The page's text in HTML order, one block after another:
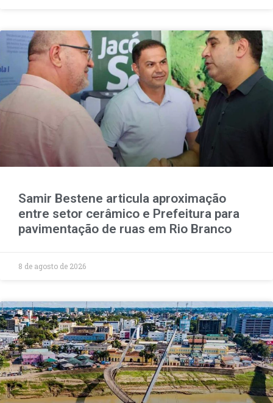
Samir Bestene articula aproximação
entre setor cerâmico e Prefeitura para
pavimentação de ruas em Rio Branco
8 de agosto de 2026